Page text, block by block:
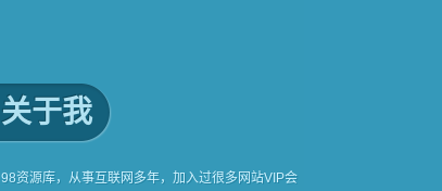
关于我
98资源库，从事互联网多年，加入过很多网站VIP会